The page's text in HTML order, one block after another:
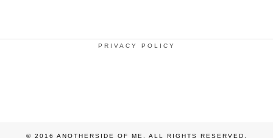
PRIVACY POLICY
© 2016 ANOTHERSIDE OF ME. ALL RIGHTS RESERVED.